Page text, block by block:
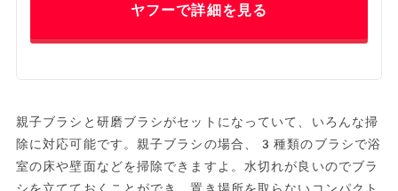
ヤフーで詳細を見る
親子ブラシと研磨ブラシがセットになっていて、いろんな掃
除に対応可能です。親子ブラシの場合、3種類のブラシで浴
室の床や壁面などを掃除できますよ。水切れが良いのでブラ
シを立てておくことができ、置き場所を取らないコンパクト